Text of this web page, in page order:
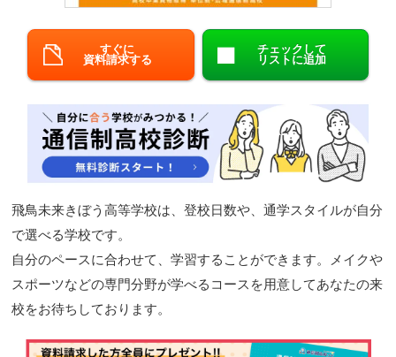
閉じる
すぐに
資料請求する
チェックして
リストに追加
飛鳥未来きぼう高等学校は、登校日数や、通学スタイルが自分
で選べる学校です。
自分のペースに合わせて、学習することができます。メイクや
スポーツなどの専門分野が学べるコースを用意してあなたの来
校をお待ちしております。